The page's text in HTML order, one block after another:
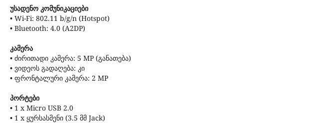
უსადენო კომუნიკაციები
• Wi-Fi: 802.11 b/g/n (Hotspot)
• Bluetooth: 4.0 (A2DP)
კამერა
• ძირითადი კამერა: 5 MP (განათება)
• ვიდეოს გადაღება: კი
• ფრონტალური კამერა: 2 MP
პორტები
• 1 x Micro USB 2.0
• 1 x ყურსასმენი (3.5 მმ Jack)